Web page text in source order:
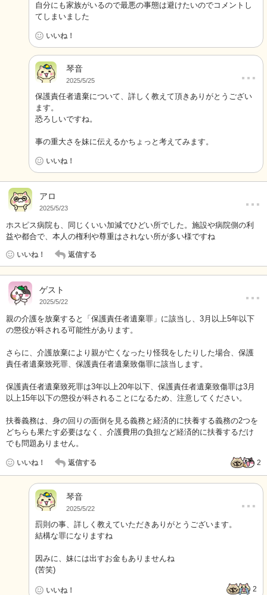
自分にも家族がいるので最悪の事態は避けたいのでコメントし
てしまいました
いいね！
琴音
2025/5/25 …
保護責任者遺棄について、詳しく教えて頂きありがとうござい
ます。
恐ろしいですね。
事の重大さを妹に伝えるかちょっと考えてみます。
いいね！
アロ
2025/5/23 …
ホスピス病院も、同じくいい加減でひどい所でした。施設や病院側の利
益や都合で、本人の権利や尊重はされない所が多い様ですね
いいね！ 返信する
ゲスト
2025/5/22 …
親の介護を放棄すると「保護責任者遺棄罪」に該当し、3月以上5年以下
の懲役が科される可能性があります。
さらに、介護放棄により親が亡くなったり怪我をしたりした場合、保護
責任者遺棄致死罪、保護責任者遺棄致傷罪に該当します。
保護責任者遺棄致死罪は3年以上20年以下、保護責任者遺棄致傷罪は3月
以上15年以下の懲役が科されることになるため、注意してください。
扶養義務は、身の回りの面倒を見る義務と経済的に扶養する義務の2つを
どちらも果たす必要はなく、介護費用の負担など経済的に扶養するだけ
でも問題ありません。
いいね！ 返信する 2
琴音
2025/5/22 …
罰則の事、詳しく教えていただきありがとうございます。
結構な罪になりますね
因みに、妹には出すお金もありませんね
(苦笑)
いいね！ 2